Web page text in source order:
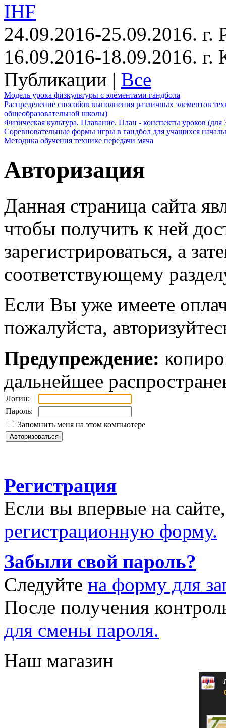
IHF
24.09.2016-25.09.2016. г.
16.09.2016-18.09.2016.
Публикации | Все
Модель урока физкультуры с элементами гандбола
Распределение способов выполнения различных элементов
общеобразовательной школы)
Физическая культура. Плавание. План - конспекты уроков (для
Соревновательные формы игры в гандбол для учащихся
Методика обучения технике передачи мяча
Авторизация
Данная страница сайта
чтобы получить к ней
зарегистрироваться, а
соответствующему
Если Вы уже имеете
пожалуйста,
Предупреждение:
дальнейшее
Логин:
Пароль:
Запомнить меня на этом компьютере
Регистрация
Если вы впервые на
регистрационную форму.
Забыли свой пароль?
Следуйте на форму для
После получения
для смены пароля.
Наш магазин